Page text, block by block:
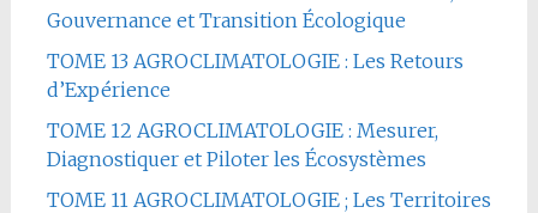
Gouvernance et Transition Écologique
TOME 13 AGROCLIMATOLOGIE : Les Retours
d’Expérience
TOME 12 AGROCLIMATOLOGIE : Mesurer,
Diagnostiquer et Piloter les Écosystèmes
TOME 11 AGROCLIMATOLOGIE ; Les Territoires